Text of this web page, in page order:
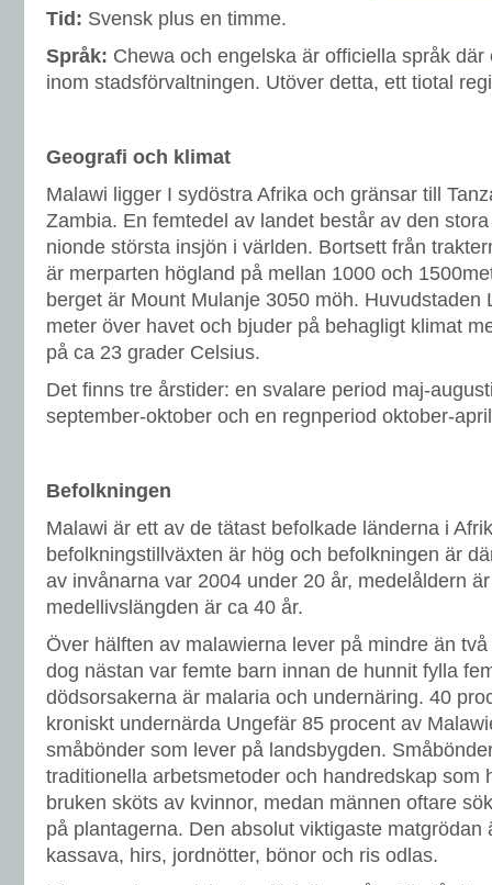
Tid: Svensk plus en timme.
Språk: Chewa och engelska är officiella språk
inom stadsförvaltningen. Utöver detta, ett tiotal
Geografi och klimat
Malawi ligger I sydöstra Afrika och gränsar till
Zambia. En femtedel av landet består av den
nionde största insjön i världen. Bortsett från
är merparten högland på mellan 1000 och
berget är Mount Mulanje 3050 möh. Huvudstaden
meter över havet och bjuder på behagligt klimat
på ca 23 grader Celsius.
Det finns tre årstider: en svalare period maj-
september-oktober och en regnperiod oktober-
Befolkningen
Malawi är ett av de tätast befolkade länderna i
befolkningstillväxten är hög och befolkningen är
av invånarna var 2004 under 20 år, medelåldern
medellivslängden är ca 40 år.
Över hälften av malawierna lever på mindre än
dog nästan var femte barn innan de hunnit fylla
dödsorsakerna är malaria och undernäring. 40
kroniskt undernärda Ungefär 85 procent av
småbönder som lever på landsbygden.
traditionella arbetsmetoder och handredskap som
bruken sköts av kvinnor, medan männen oftare
på plantagerna. Den absolut viktigaste matgrödan
kassava, hirs, jordnötter, bönor och ris odlas.